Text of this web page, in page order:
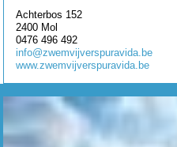
Achterbos 152
2400 Mol
0476 496 492
info@zwemvijverspuravida.be
www.zwemvijverspuravida.be